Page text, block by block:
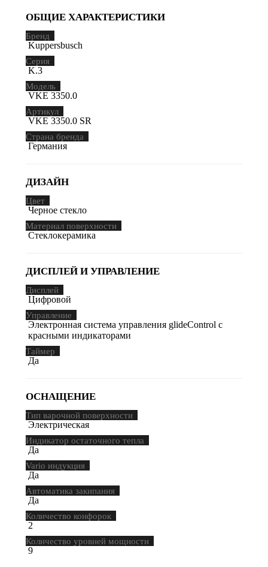
ОБЩИЕ ХАРАКТЕРИСТИКИ
Бренд
Kuppersbusch
Серия
K.3
Модель
VKE 3350.0
Артикул
VKE 3350.0 SR
Страна бренда
Германия
ДИЗАЙН
Цвет
Черное стекло
Материал поверхности
Стеклокерамика
ДИСПЛЕЙ И УПРАВЛЕНИЕ
Дисплей
Цифровой
Управление
Электронная система управления glideControl с
красными индикаторами
Таймер
Да
ОСНАЩЕНИЕ
Тип варочной поверхности
Электрическая
Индикатор остаточного тепла
Да
Vario индукция
Да
Автоматика закипания
Да
Количество конфорок
2
Количество уровней мощности
9